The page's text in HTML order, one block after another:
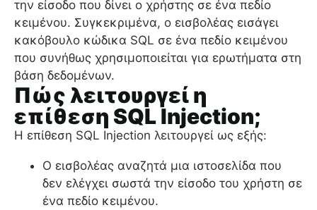
την είσοδο που δίνει ο χρήστης σε ένα πεδίο
κειμένου. Συγκεκριμένα, ο εισβολέας εισάγει
κακόβουλο κώδικα SQL σε ένα πεδίο κειμένου
που συνήθως χρησιμοποιείται για ερωτήματα στη
βάση δεδομένων.
Πώς λειτουργεί η
επίθεση SQL Injection;
Η επίθεση SQL Injection λειτουργεί ως εξής:
Ο εισβολέας αναζητά μια ιστοσελίδα που
δεν ελέγχει σωστά την είσοδο του χρήστη σε
ένα πεδίο κειμένου.